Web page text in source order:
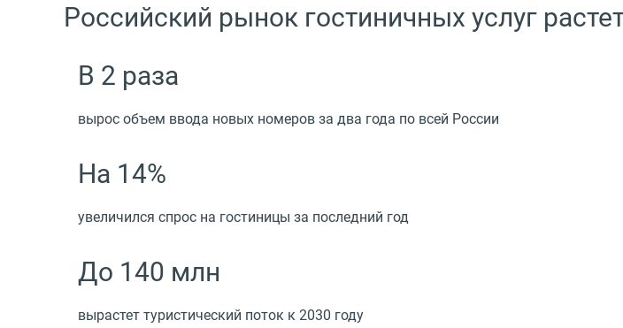
Российский рынок гостиничных услуг
В 2 раза
вырос объем ввода новых номеров за два года по всей России
На 14%
увеличился спрос на гостиницы за последний год
До 140 млн
вырастет туристический поток к 2030 году